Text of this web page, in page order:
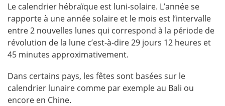
Le calendrier hébraïque est luni-solaire. L’année se
rapporte à une année solaire et le mois est l’intervalle
entre 2 nouvelles lunes qui correspond à la période de
révolution de la lune c’est-à-dire 29 jours 12 heures et
45 minutes approximativement.
Dans certains pays, les fêtes sont basées sur le
calendrier lunaire comme par exemple au Bali ou
encore en Chine.